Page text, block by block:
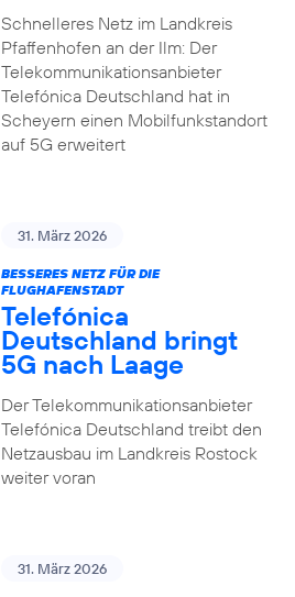
Schnelleres Netz im Landkreis
Pfaffenhofen an der Ilm: Der
Telekommunikationsanbieter
Telefónica Deutschland hat in
Scheyern einen Mobilfunkstandort
auf 5G erweitert
31. März 2026
BESSERES NETZ FÜR DIE
FLUGHAFENSTADT
Telefónica
Deutschland bringt
5G nach Laage
Der Telekommunikationsanbieter
Telefónica Deutschland treibt den
Netzausbau im Landkreis Rostock
weiter voran
31. März 2026